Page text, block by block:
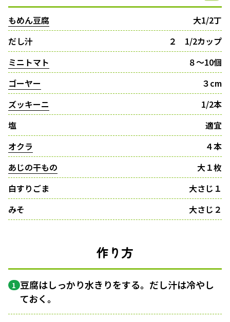
もめん豆腐
大1/2丁
だし汁
２ 1/2カップ
ミニトマト
８〜10個
ゴーヤー
３cm
ズッキーニ
1/2本
塩
適宜
オクラ
４本
あじの干もの
大１枚
白すりごま
大さじ１
みそ
大さじ２
作り方
1 豆腐はしっかり水きりをする。だし汁は冷やし
ておく。